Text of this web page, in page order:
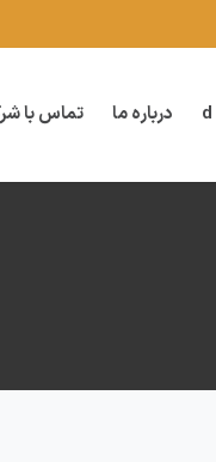
درباره ما تماس با